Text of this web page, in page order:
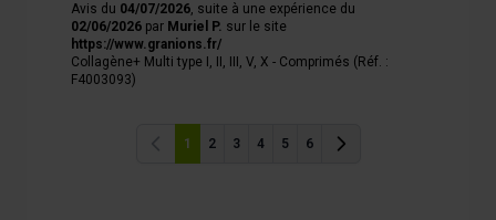
Avis du 04/07/2026, suite à une expérience du
02/06/2026 par Muriel P. sur le site
https://www.granions.fr/
Collagène+ Multi type I, II, III, V, X - Comprimés (Réf. :
F4003093)
Précédent
1 2 3 4 5 6
Précédent